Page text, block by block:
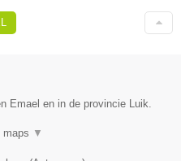
Emael en in de provincie Luik.
maps ▼